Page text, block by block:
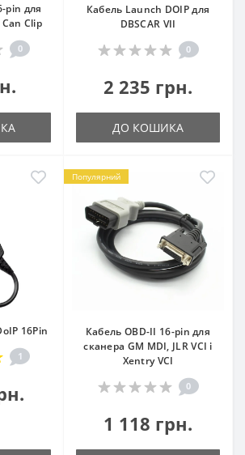
pin для
Clip
0
Кабель Launch DOIP для
DBSCAR VII
0
2 235 грн.
ДО КОШИКА
16Pin
1
Популярний
Кабель OBD-II 16-pin для
сканера GM MDI, JLR VCI і
Xentry VCI
0
1 118 грн.